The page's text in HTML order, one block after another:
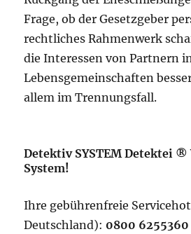
Frage, ob der Gesetzgeber
rechtliches Rahmenwerk
die Interessen von Partnern
Lebensgemeinschaften
allem im Trennungsfall.
Detektiv SYSTEM Detektei
System!
Ihre gebührenfreie
Deutschland): 0800 6255360